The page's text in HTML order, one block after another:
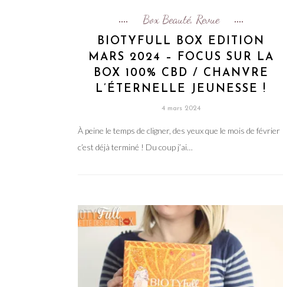
Box Beauté, Revue
BIOTYFULL BOX EDITION
MARS 2024 – FOCUS SUR LA
BOX 100% CBD / CHANVRE
L’ÉTERNELLE JEUNESSE !
4 mars 2024
À peine le temps de cligner, des yeux que le mois de février
c’est déjà terminé ! Du coup j’ai…